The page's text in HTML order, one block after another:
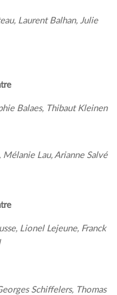
Laurent Balhan, Julie
Balaes, Thibaut Kleinen
Lau, Arianne Salvé
Lionel Lejeune, Franck
Schiffelers, Thomas